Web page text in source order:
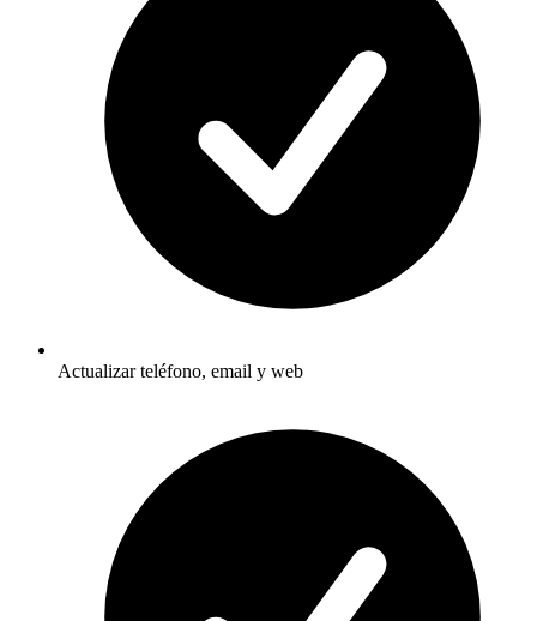
Actualizar teléfono, email y web